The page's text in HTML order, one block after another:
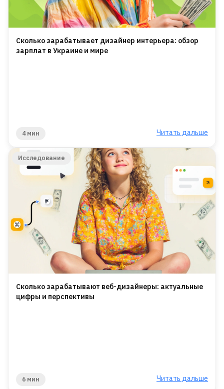
Сколько зарабатывает дизайнер интерьера: обзор
зарплат в Украине и мире
4 мин Читать дальше
Исследование
Сколько зарабатывают веб-дизайнеры: актуальные
цифры и перспективы
6 мин Читать дальше
ЛЕТНЯЯ МАСТЕРСКАЯ GOITEENS